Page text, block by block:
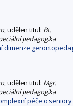
, udělen titul: Bc.
pedagogika
dimenze
, udělen titul: Mgr.
pedagogika
péče o seniory